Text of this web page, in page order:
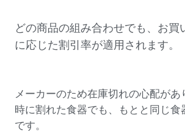
どの商品の組み合わせでも、お買
に応じた割引率が適用されます。
メーカーのため在庫切れの心配があ
時に割れた食器でも、もとと同じ食
です。